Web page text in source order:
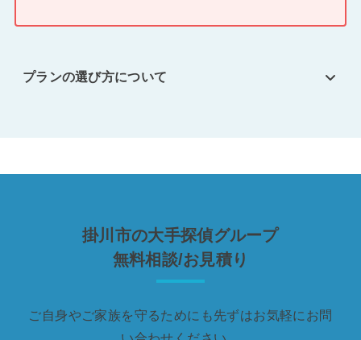
プランの選び方について
掛川市の大手探偵グループ
無料相談/お見積り
ご自身やご家族を守るためにも先ずはお気軽にお問